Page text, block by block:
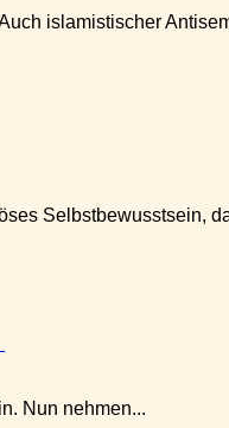
islamistischer
Selbstbewusstsein,
Nun nehmen...